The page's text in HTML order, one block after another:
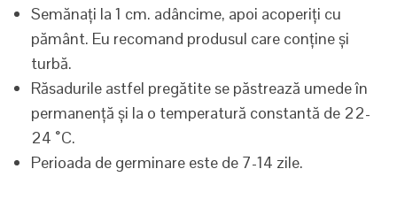
Semănați la 1 cm. adâncime, apoi acoperiți cu
pământ. Eu recomand produsul care conține și
turbă.
Răsadurile astfel pregătite se păstrează umede în
permanență și la o temperatură constantă de 22-
24 ˚C.
Perioada de germinare este de 7-14 zile.